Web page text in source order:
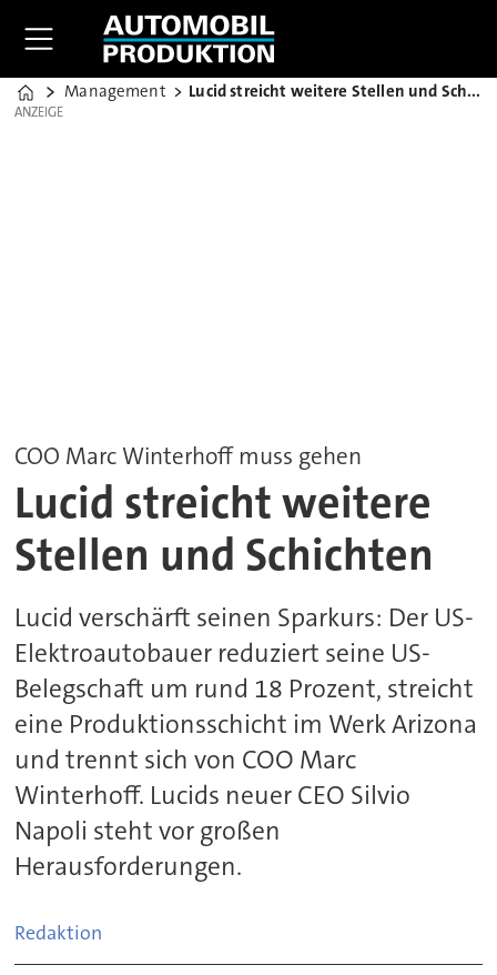
Home
Management Lucid streicht weitere Stellen und Schichten
ANZEIGE
ANZEIGE
COO Marc Winterhoff muss gehen
Lucid streicht weitere
Stellen und Schichten
Lucid verschärft seinen Sparkurs: Der US-
Elektroautobauer reduziert seine US-
Belegschaft um rund 18 Prozent, streicht
eine Produktionsschicht im Werk Arizona
und trennt sich von COO Marc
Winterhoff. Lucids neuer CEO Silvio
Napoli steht vor großen
Herausforderungen.
Redaktion